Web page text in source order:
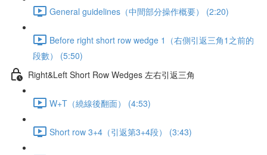
General guidelines（中間部分操作概要） (2:20)
Before right short row wedge 1（右側引返三角1之前的
段數） (5:50)
Right&Left Short Row Wedges 左右引返三角
W+T（繞線後翻面） (4:53)
Short row 3+4（引返第3+4段） (3:43)